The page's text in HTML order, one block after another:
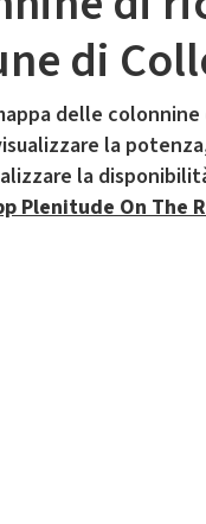
di
delle
la
la
Plenitude On The